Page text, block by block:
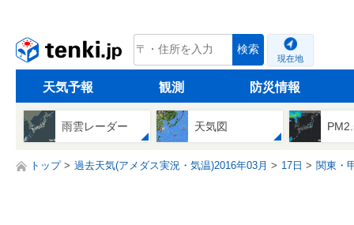
tenki.jp 検索
現在地
天気予報 観測 防災情報
雨雲レーダー 天気図
トップ 過去天気(アメダス実況・気温)2016年03月 17日 関東・